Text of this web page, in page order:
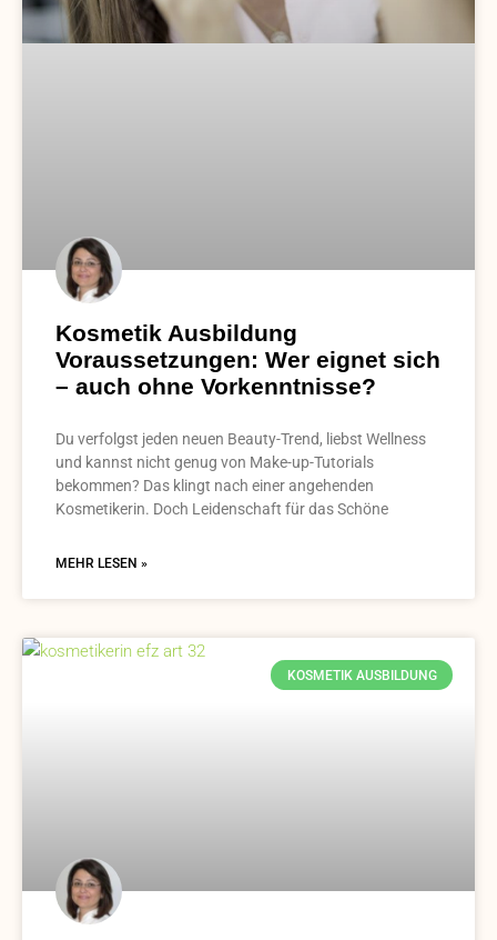
Kosmetik Ausbildung
Voraussetzungen: Wer eignet sich
– auch ohne Vorkenntnisse?
Du verfolgst jeden neuen Beauty-Trend, liebst Wellness
und kannst nicht genug von Make-up-Tutorials
bekommen? Das klingt nach einer angehenden
Kosmetikerin. Doch Leidenschaft für das Schöne
MEHR LESEN »
KOSMETIK AUSBILDUNG